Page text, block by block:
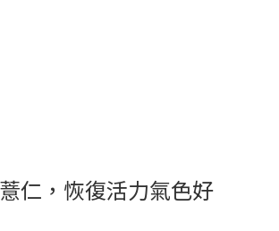
仁，恢復活力氣色好